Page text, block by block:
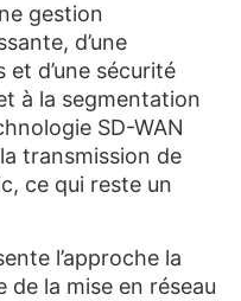
gestion
d’une
d’une sécurité
à la segmentation
SD-WAN
transmission de
ce qui reste un
l’approche la
de la mise en réseau